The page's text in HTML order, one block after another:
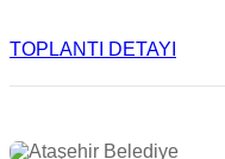
TOPLANTI DETAYI